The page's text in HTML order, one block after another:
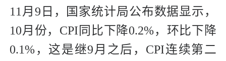
11月9日，国家统计局公布数据显示，
10月份，CPI同比下降0.2%，环比下降
0.1%，这是继9月之后，CPI连续第二